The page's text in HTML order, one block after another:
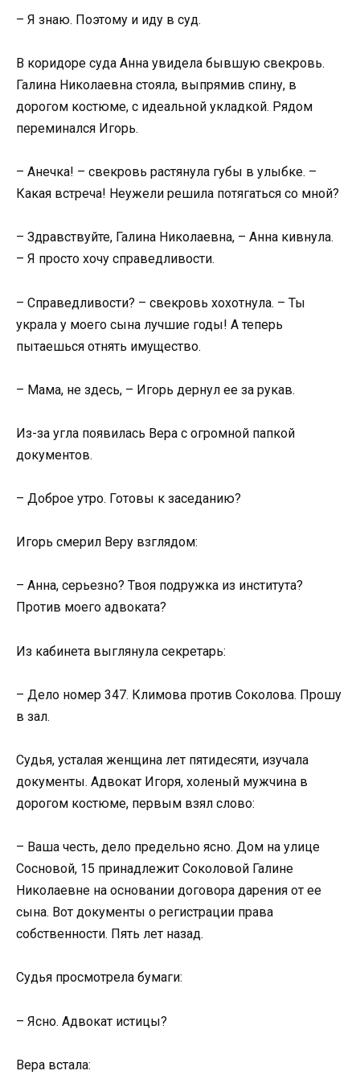
– Я знаю. Поэтому и иду в суд.
В коридоре суда Анна увидела бывшую свекровь.
Галина Николаевна стояла, выпрямив спину, в
дорогом костюме, с идеальной укладкой. Рядом
переминался Игорь.
– Анечка! – свекровь растянула губы в улыбке. –
Какая встреча! Неужели решила потягаться со мной?
– Здравствуйте, Галина Николаевна, – Анна кивнула.
– Я просто хочу справедливости.
– Справедливости? – свекровь хохотнула. – Ты
украла у моего сына лучшие годы! А теперь
пытаешься отнять имущество.
– Мама, не здесь, – Игорь дернул ее за рукав.
Из-за угла появилась Вера с огромной папкой
документов.
– Доброе утро. Готовы к заседанию?
Игорь смерил Веру взглядом:
– Анна, серьезно? Твоя подружка из института?
Против моего адвоката?
Из кабинета выглянула секретарь:
– Дело номер 347. Климова против Соколова. Прошу
в зал.
Судья, усталая женщина лет пятидесяти, изучала
документы. Адвокат Игоря, холеный мужчина в
дорогом костюме, первым взял слово:
– Ваша честь, дело предельно ясно. Дом на улице
Сосновой, 15 принадлежит Соколовой Галине
Николаевне на основании договора дарения от ее
сына. Вот документы о регистрации права
собственности. Пять лет назад.
Судья просмотрела бумаги:
– Ясно. Адвокат истицы?
Вера встала: